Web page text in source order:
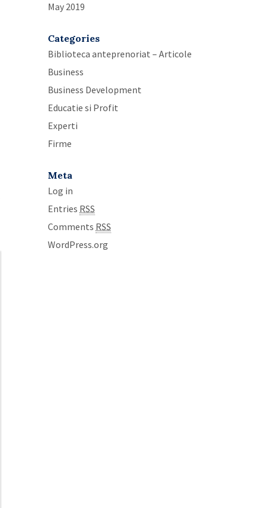
May 2019
Categories
Biblioteca anteprenoriat – Articole
Business
Business Development
Educatie si Profit
Experti
Firme
Meta
Log in
Entries RSS
Comments RSS
WordPress.org